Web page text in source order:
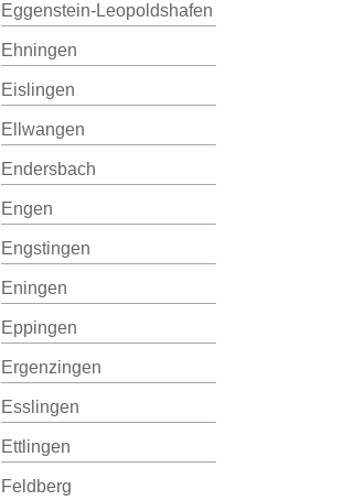
Eggenstein-Leopoldshafen
Ehningen
Eislingen
Ellwangen
Endersbach
Engen
Engstingen
Eningen
Eppingen
Ergenzingen
Esslingen
Ettlingen
Feldberg